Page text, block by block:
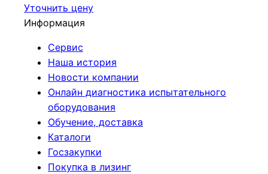
Уточнить цену
Информация
Сервис
Наша история
Новости компании
Онлайн диагностика испытательного
оборудования
Обучение, доставка
Каталоги
Госзакупки
Покупка в лизинг